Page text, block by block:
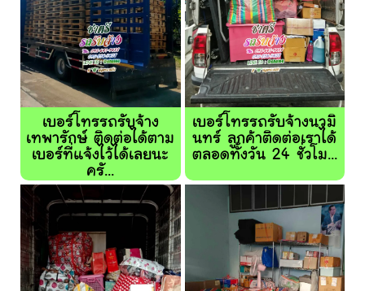
เบอร์โทรรถรับจ้าง
เทพารักษ์ ติดต่อได้ตาม
เบอร์ที่แจ้งไว้ได้เลยนะ
ครั...
เบอร์โทรรถรับจ้างนวมิ
นทร์ ลูกค้าติดต่อเราได้
ตลอดทั้งวัน 24 ชั่วโม...